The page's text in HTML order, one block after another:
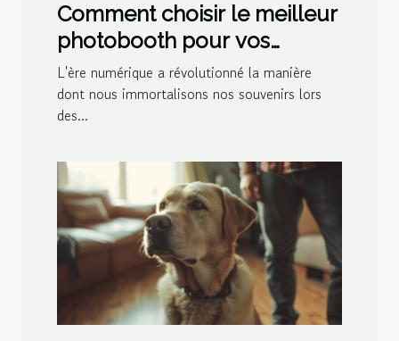
Comment choisir le meilleur
photobooth pour vos
événements spéciaux
L'ère numérique a révolutionné la manière
dont nous immortalisons nos souvenirs lors
des...